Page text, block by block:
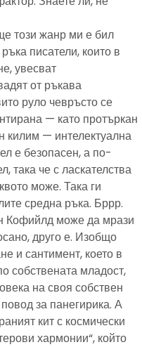
този жанр ми е бил
писатели, които в
увесват
от ръкава
руло чевръсто се
— като протъркан
килим — интелектуална
е безопасен, а по-
така че с ласкателства
може. Така ги
средна ръка. Бррр.
Кофийлд може да мрази
друго е. Изобщо
и сантимент, което в
собствената младост,
на своя собствен
за панегирика. А
кит с космически
хармонии“, който